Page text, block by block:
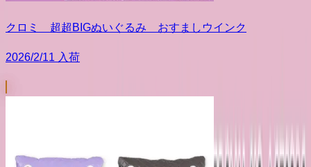
クロミ 超超BIGぬいぐるみ おすましウインク
2026/2/11 入荷